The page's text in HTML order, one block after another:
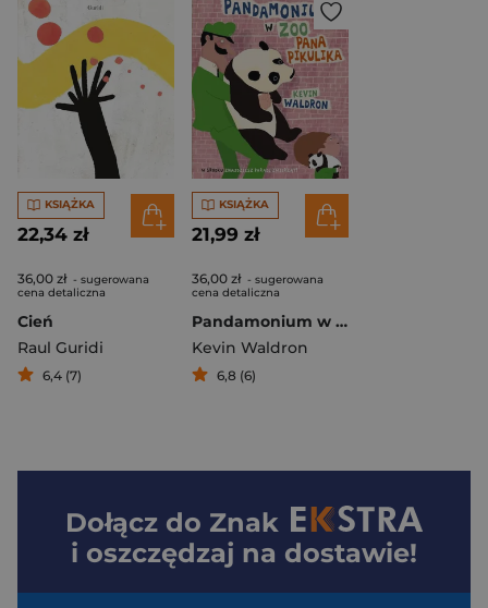
KSIĄŻKA
22,34 zł
36,00 zł - sugerowana
cena detaliczna
Cień
Raul Guridi
6,4 (7)
KSIĄŻKA
21,99 zł
36,00 zł - sugerowana
cena detaliczna
Pandamonium w zoo Pana Pikulika
Kevin Waldron
6,8 (6)
Dołącz do Znak
i oszczędzaj na dostawie!